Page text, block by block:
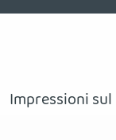
Impressioni